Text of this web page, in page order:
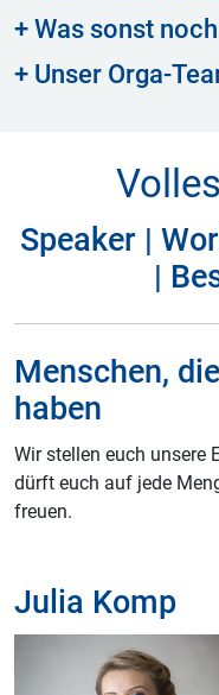
+ Was sonst
+ Unser Orga-
Speaker |
|
Menschen,
haben
Wir stellen euch unsere
dürft euch auf jede
freuen.
Julia Komp